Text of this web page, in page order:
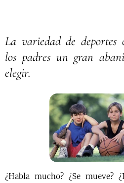
La variedad de deportes
los padres un gran
elegir.
¿Habla mucho? ¿Se mueve?